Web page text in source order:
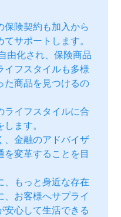
険契約も加入から
サポートします。
由化され、保険商品
イフスタイルも多様
た商品を見つけるの
ライフスタイルに合
ます。
、金融のアドバイザ
変革することを目
、もっと身近な存在
お客様へサプライ
安心して生活できる